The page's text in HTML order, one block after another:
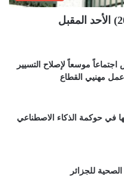
موسعاً لإصلاح التسيير
مهنيي القطاع
في حوكمة الذكاء الاصطناعي
للجزائر